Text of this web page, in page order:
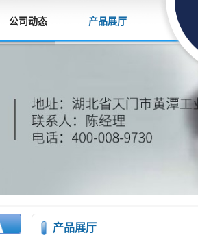
公司动态 产品展厅
产品展厅